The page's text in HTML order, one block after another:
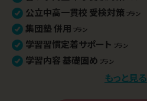
公立中高一貫校 受検対策 プラン
集団塾 併用 プラン
学習習慣定着サポート プラン
学習内容 基礎固め プラン
苦手克服 習い事両立プラン
もっと見る